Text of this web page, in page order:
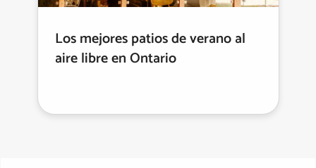
Los mejores patios de verano al
aire libre en Ontario